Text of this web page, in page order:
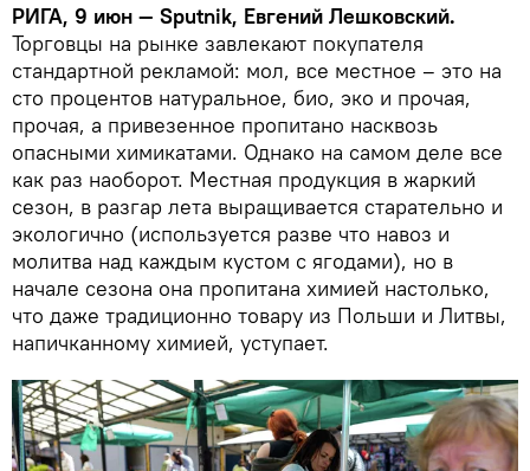
РИГА, 9 июн — Sputnik, Евгений Лешковский.
Торговцы на рынке завлекают покупателя
стандартной рекламой: мол, все местное – это на
сто процентов натуральное, био, эко и прочая,
прочая, а привезенное пропитано насквозь
опасными химикатами. Однако на самом деле все
как раз наоборот. Местная продукция в жаркий
сезон, в разгар лета выращивается старательно и
экологично (используется разве что навоз и
молитва над каждым кустом с ягодами), но в
начале сезона она пропитана химией настолько,
что даже традиционно товару из Польши и Литвы,
напичканному химией, уступает.